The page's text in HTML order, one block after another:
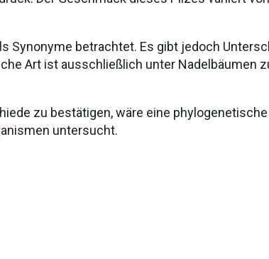
Synonyme betrachtet. Es gibt jedoch
Art ist ausschließlich unter Nadelbäumen
zu bestätigen, wäre eine
untersucht.